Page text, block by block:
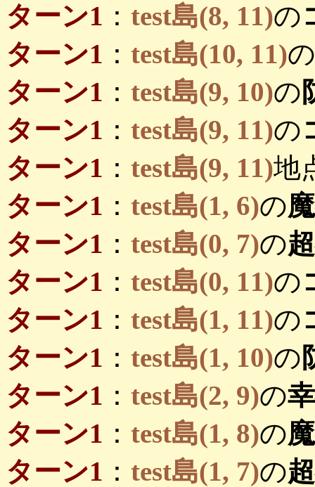
ターン1 ： test島(8, 11)の
ターン1 ： test島(10, 11)の
ターン1 ： test島(9, 10)の
ターン1 ： test島(9, 11)の
ターン1 ： test島(9, 11)地
ターン1 ： test島(1, 6)の
ターン1 ： test島(0, 7)の
ターン1 ： test島(0, 11)の
ターン1 ： test島(1, 11)の
ターン1 ： test島(1, 10)の
ターン1 ： test島(2, 9)の
ターン1 ： test島(1, 8)の
ターン1 ： test島(1, 7)の